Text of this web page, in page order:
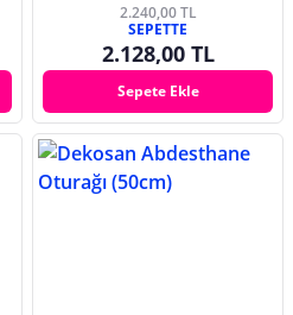
2.240,00 TL
SEPETTE
2.128,00 TL
Sepete Ekle